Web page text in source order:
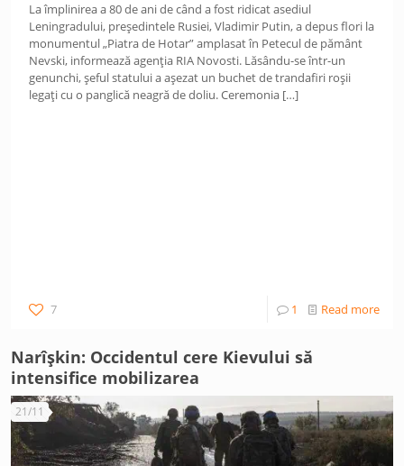
La împlinirea a 80 de ani de când a fost ridicat asediul
Leningradului, președintele Rusiei, Vladimir Putin, a depus flori la
monumentul „Piatra de Hotar” amplasat în Petecul de pământ
Nevski, informează agenția RIA Novosti. Lăsându-se într-un
genunchi, șeful statului a așezat un buchet de trandafiri roșii
legați cu o panglică neagră de doliu. Ceremonia […]
7 1 Read more
Narîșkin: Occidentul cere Kievului să
intensifice mobilizarea
21/11